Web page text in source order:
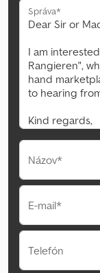
Správa*
Názov*
E-mail*
Telefón